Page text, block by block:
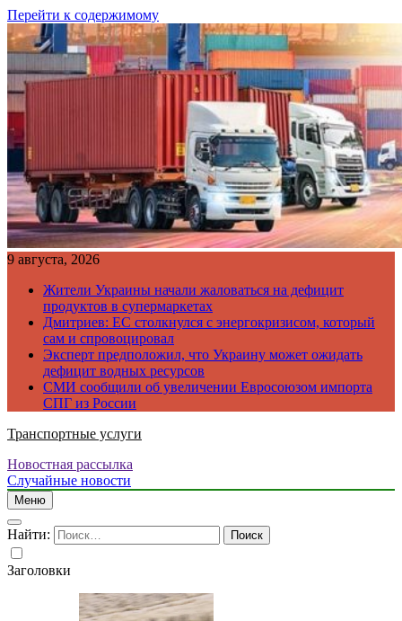
Перейти к содержимому
9 августа, 2026
Жители Украины начали жаловаться на дефицит
продуктов в супермаркетах
Дмитриев: ЕС столкнулся с энергокризисом, который
сам и спровоцировал
Эксперт предположил, что Украину может ожидать
дефицит водных ресурсов
СМИ сообщили об увеличении Евросоюзом импорта
СПГ из России
Транспортные услуги
Новостная рассылка
Случайные новости
Меню
Найти:
Заголовки